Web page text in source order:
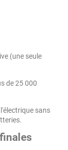
(une seule
de 25 000
sans